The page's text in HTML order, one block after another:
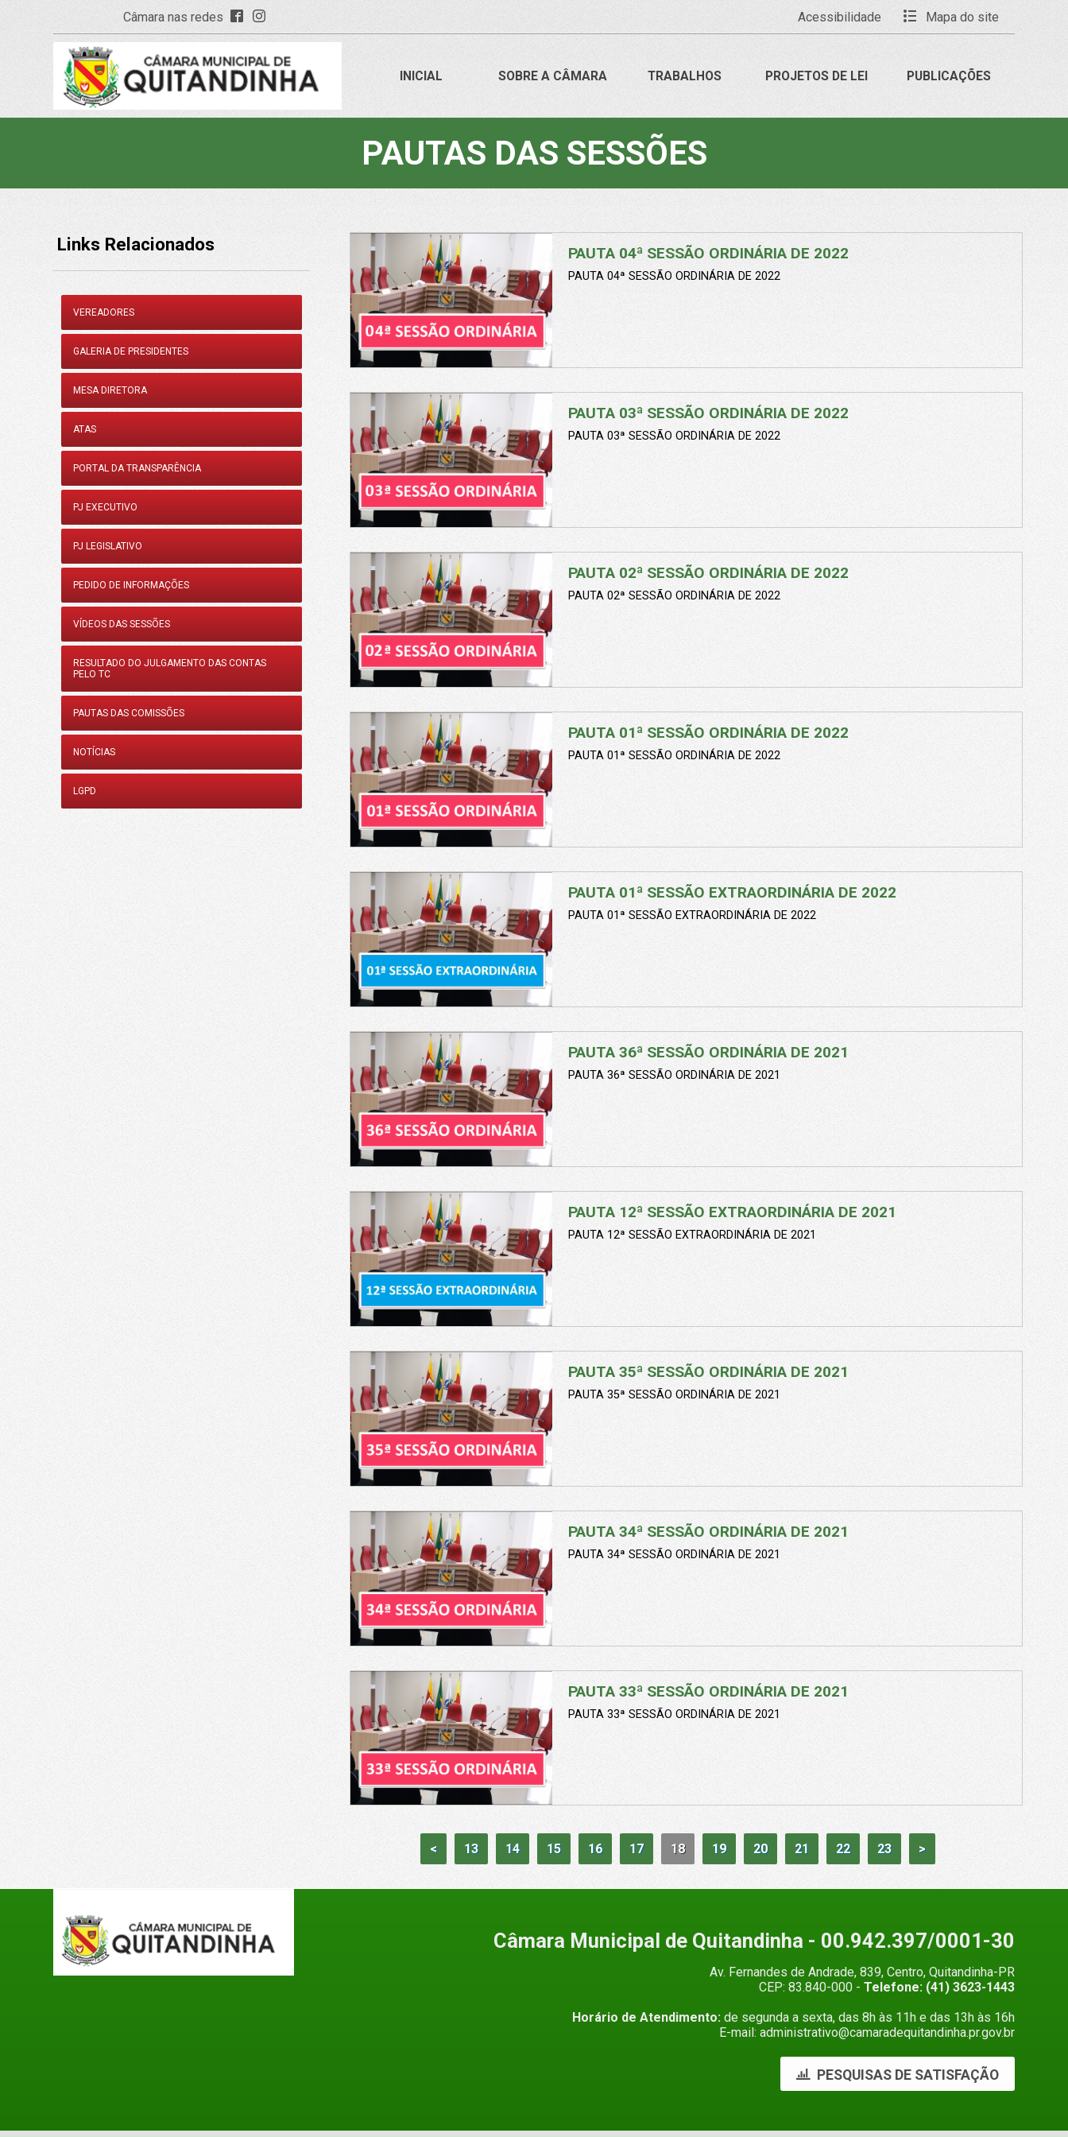
Câmara nas redes Acessibilidade Mapa do site
INICIAL SOBRE A CÂMARA TRABALHOS PROJETOS DE LEI PUBLICAÇÕES
PAUTAS DAS SESSÕES
PAUTA 04ª SESSÃO ORDINÁRIA DE 2022
PAUTA 04ª SESSÃO ORDINÁRIA DE 2022
PAUTA 03ª SESSÃO ORDINÁRIA DE 2022
PAUTA 03ª SESSÃO ORDINÁRIA DE 2022
PAUTA 02ª SESSÃO ORDINÁRIA DE 2022
PAUTA 02ª SESSÃO ORDINÁRIA DE 2022
PAUTA 01ª SESSÃO ORDINÁRIA DE 2022
PAUTA 01ª SESSÃO ORDINÁRIA DE 2022
PAUTA 01ª SESSÃO EXTRAORDINÁRIA DE 2022
PAUTA 01ª SESSÃO EXTRAORDINÁRIA DE 2022
PAUTA 36ª SESSÃO ORDINÁRIA DE 2021
PAUTA 36ª SESSÃO ORDINÁRIA DE 2021
PAUTA 12ª SESSÃO EXTRAORDINÁRIA DE 2021
PAUTA 12ª SESSÃO EXTRAORDINÁRIA DE 2021
PAUTA 35ª SESSÃO ORDINÁRIA DE 2021
PAUTA 35ª SESSÃO ORDINÁRIA DE 2021
PAUTA 34ª SESSÃO ORDINÁRIA DE 2021
PAUTA 34ª SESSÃO ORDINÁRIA DE 2021
PAUTA 33ª SESSÃO ORDINÁRIA DE 2021
PAUTA 33ª SESSÃO ORDINÁRIA DE 2021
< 13 14 15 16 17 18 19 20 21 22 23 >
Links Relacionados
VEREADORES
GALERIA DE PRESIDENTES
MESA DIRETORA
ATAS
PORTAL DA TRANSPARÊNCIA
PJ EXECUTIVO
PJ LEGISLATIVO
PEDIDO DE INFORMAÇÕES
VÍDEOS DAS SESSÕES
RESULTADO DO JULGAMENTO DAS CONTAS
PELO TC
PAUTAS DAS COMISSÕES
NOTÍCIAS
LGPD
Câmara Municipal de Quitandinha - 00.942.397/0001-30
Av. Fernandes de Andrade, 839, Centro, Quitandinha-PR
CEP: 83.840-000 - Telefone: (41) 3623-1443
Horário de Atendimento:de segunda a sexta, das 8h às 11h e das 13h às 16h
E-mail: administrativo@camaradequitandinha.pr.gov.br
PESQUISAS DE SATISFAÇÃO